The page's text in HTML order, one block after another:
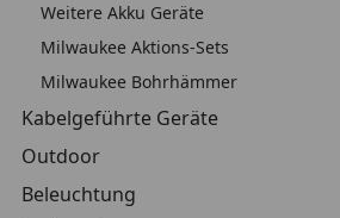
Weitere Akku Geräte
Milwaukee Aktions-Sets
Milwaukee Bohrhämmer
Kabelgeführte Geräte
Outdoor
Beleuchtung